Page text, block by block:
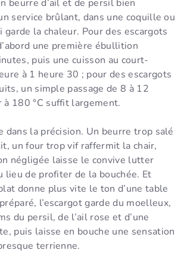
beurre d’ail et de persil bien
service brûlant, dans une coquille ou
la chaleur. Pour des escargots
une première ébullition
puis une cuisson au court-
à 1 heure 30 ; pour des escargots
un simple passage de 8 à 12
à 180 °C suffit largement.
dans la précision. Un beurre trop salé
un four trop vif raffermit la chair,
négligée laisse le convive lutter
lieu de profiter de la bouchée. Et
donne plus vite le ton d’une table
l’escargot garde du moelleux,
du persil, de l’ail rose et d’une
puis laisse en bouche une sensation
terrienne.